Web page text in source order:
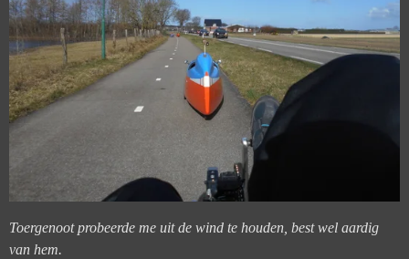
Toergenoot probeerde me uit de wind te houden, best wel aardig
van hem.